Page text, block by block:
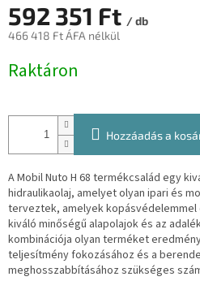
592 351 Ft / db
466 418 Ft ÁFA nélkül
Raktáron
Hozzáadás a
A Mobil Nuto H 68 termékcsalád egy
hidraulikaolaj, amelyet olyan ipari és
terveztek, amelyek
kiváló minőségű alapolajok és az
kombinációja olyan terméket
teljesítmény fokozásához és a
meghosszabbításához szükséges